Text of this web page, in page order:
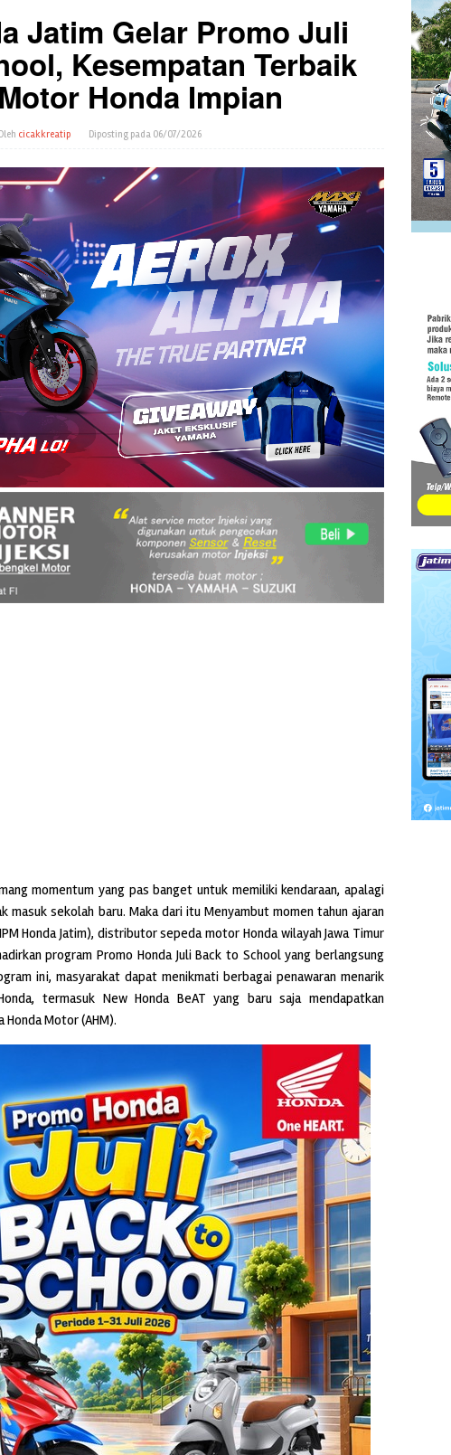
Jatim Gelar Promo Juli
Kesempatan Terbaik
Honda Impian
cicakkreatip Diposting pada 06/07/2026
momentum yang pas banget untuk memiliki kendaraan, apalagi
masuk sekolah baru. Maka dari itu Menyambut momen tahun ajaran
Honda Jatim), distributor sepeda motor Honda wilayah Jawa Timur
program Promo Honda Juli Back to School yang berlangsung
ini, masyarakat dapat menikmati berbagai penawaran menarik
termasuk New Honda BeAT yang baru saja mendapatkan
Motor (AHM).